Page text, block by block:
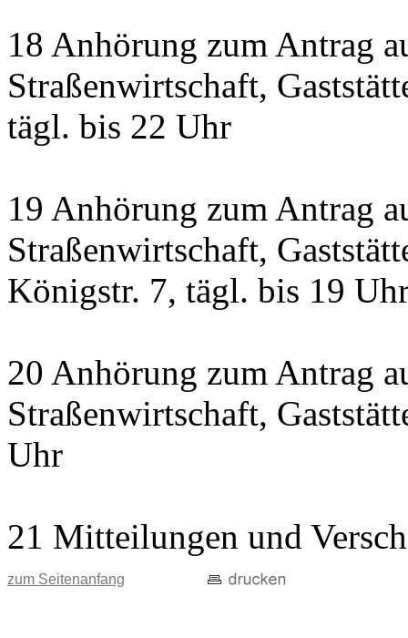
18 Anhörung zum Antrag
Straßenwirtschaft,
tägl. bis 22 Uhr
19 Anhörung zum Antrag
Straßenwirtschaft,
Königstr. 7, tägl. bis 19
20 Anhörung zum Antrag
Straßenwirtschaft,
Uhr
21 Mitteilungen und
zum Seitenanfang